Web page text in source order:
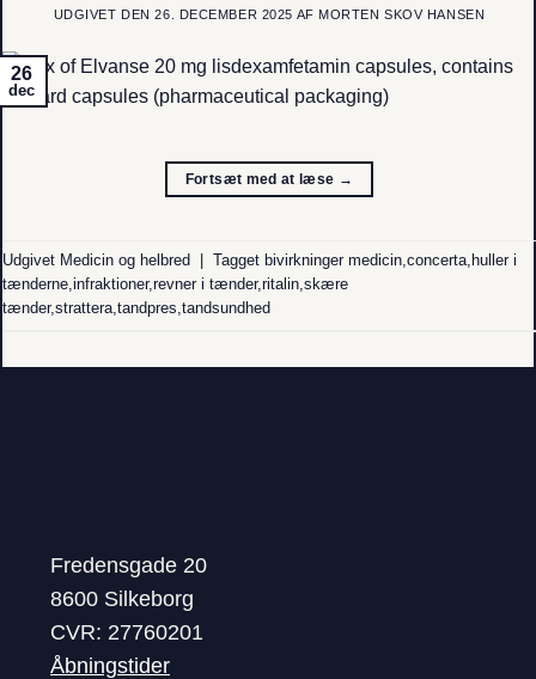
UDGIVET DEN26. DECEMBER 2025 AF MORTEN SKOV HANSEN
26
dec
Fortsæt med at læse →
Udgivet Medicin og helbred Tagget bivirkninger medicin concerta huller i
tænderne infraktioner,revner i tænder,ritalin skære
tænder,strattera tandpres tandsundhed
Fredensgade 20
8600 Silkeborg
CVR: 27760201
Åbningstider